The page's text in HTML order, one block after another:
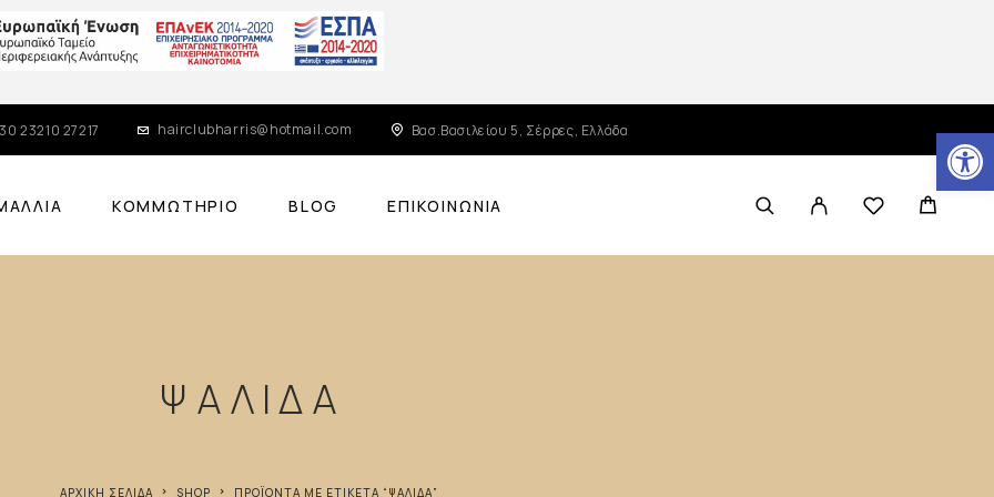
Ανοίξτε τη γραμμή εργαλείων
23210 27217 hairclubharris@hotmail.com Βασ.Βασιλείου 5, Σέρρες, Ελλάδα
ΚΟΜΜΩΤΉΡΙΟ BLOG ΕΠΙΚΟΙΝΩΝΊΑ
ΨΑΛΙΔΑ
ΑΡΧΙΚΉ ΣΕΛΊΔΑ SHOP ΠΡΟΪΌΝΤΑ ΜΕ ΕΤΙΚΈΤΑ “ΨΑΛΙΔΑ”